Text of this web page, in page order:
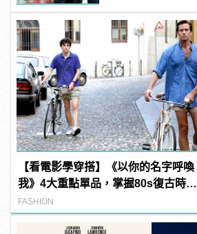
【看電影學穿搭】《以你的名字呼喚
我》4大重點單品，掌握80s復古時裝
潮！
FASHION